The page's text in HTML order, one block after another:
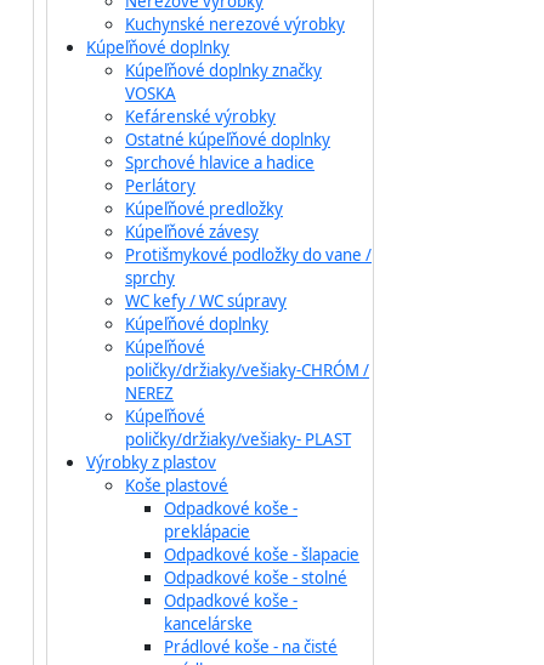
Kuchynské nerezové výrobky
Kúpeľňové doplnky
Kúpeľňové doplnky značky
VOSKA
Kefárenské výrobky
Ostatné kúpeľňové doplnky
Sprchové hlavice a hadice
Perlátory
Kúpeľňové predložky
Kúpeľňové závesy
Protišmykové podložky do vane /
sprchy
WC kefy / WC súpravy
Kúpeľňové doplnky
Kúpeľňové
poličky/držiaky/vešiaky-CHRÓM /
NEREZ
Kúpeľňové
poličky/držiaky/vešiaky- PLAST
Výrobky z plastov
Koše plastové
Odpadkové koše -
preklápacie
Odpadkové koše - šlapacie
Odpadkové koše - stolné
Odpadkové koše -
kancelárske
Prádlové koše - na čisté